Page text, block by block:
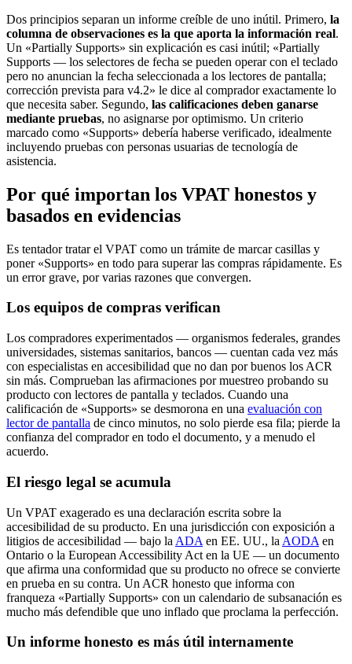
Dos principios separan un informe creíble de uno inútil. Primero, la
columna de observaciones es la que aporta la información real.
Un «Partially Supports» sin explicación es casi inútil; «Partially
Supports — los selectores de fecha se pueden operar con el teclado
pero no anuncian la fecha seleccionada a los lectores de pantalla;
corrección prevista para v4.2» le dice al comprador exactamente lo
que necesita saber. Segundo, las calificaciones deben ganarse
mediante pruebas, no asignarse por optimismo. Un criterio
marcado como «Supports» debería haberse verificado, idealmente
incluyendo pruebas con personas usuarias de tecnología de
asistencia.
Por qué importan los VPAT honestos y
basados en evidencias
Es tentador tratar el VPAT como un trámite de marcar casillas y
poner «Supports» en todo para superar las compras rápidamente. Es
un error grave, por varias razones que convergen.
Los equipos de compras verifican
Los compradores experimentados — organismos federales, grandes
universidades, sistemas sanitarios, bancos — cuentan cada vez más
con especialistas en accesibilidad que no dan por buenos los ACR
sin más. Comprueban las afirmaciones por muestreo probando su
producto con lectores de pantalla y teclados. Cuando una
calificación de «Supports» se desmorona en una evaluación con
lector de pantalla de cinco minutos, no solo pierde esa fila; pierde la
confianza del comprador en todo el documento, y a menudo el
acuerdo.
El riesgo legal se acumula
Un VPAT exagerado es una declaración escrita sobre la
accesibilidad de su producto. En una jurisdicción con exposición a
litigios de accesibilidad — bajo la ADA en EE. UU., la AODA en
Ontario o la European Accessibility Act en la UE — un documento
que afirma una conformidad que su producto no ofrece se convierte
en prueba en su contra. Un ACR honesto que informa con
franqueza «Partially Supports» con un calendario de subsanación es
mucho más defendible que uno inflado que proclama la perfección.
Un informe honesto es más útil internamente